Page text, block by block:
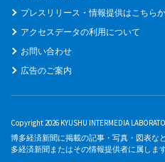
プレスリリース・情報提供はこちら
アクセスデータの利用について
お問い合わせ
広告のご案内
Copyright 2026 KYUSHU INTERMEDIA
博多経済新聞に掲載の記事・写真・図表な
多経済新聞またはその情報提供者に属します